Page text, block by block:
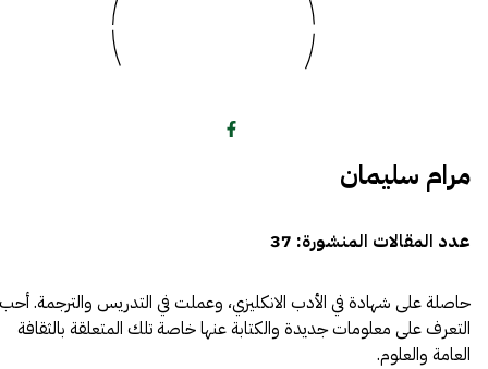
مرام سليمان
عدد المقالات المنشورة: 37
حاصلة على شهادة في الأدب الانكليزي، وعملت في التدريس والترجمة. أحب
التعرف على معلومات جديدة والكتابة عنها خاصة تلك المتعلقة بالثقافة
العامة والعلوم.